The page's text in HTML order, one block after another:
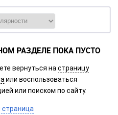
РАЗДЕЛЕ ПОКА ПУСТО
вернуться на страницу
или воспользоваться
или поиском по сайту.
страница